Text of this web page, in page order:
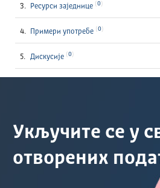
Ресурси заједнице 0
Примери употребе 0
Дискусије 0
Укључите се у
отворених